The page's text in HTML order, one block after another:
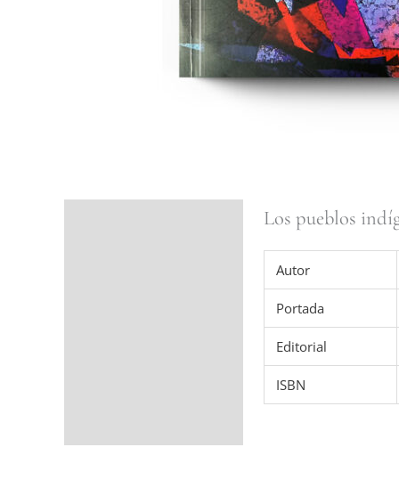
Los pueblos
Autor
Portada
Editorial
ISBN